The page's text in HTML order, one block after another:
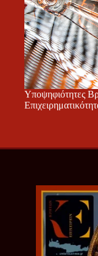
Υποψηφιότητες